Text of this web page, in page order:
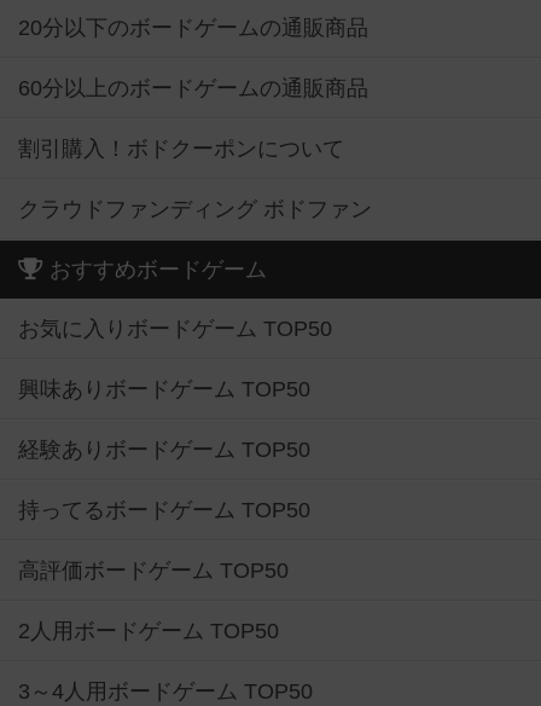
20分以下のボードゲームの通販商品
60分以上のボードゲームの通販商品
割引購入！ボドクーポンについて
クラウドファンディング ボドファン
おすすめボードゲーム
お気に入りボードゲーム TOP50
興味ありボードゲーム TOP50
経験ありボードゲーム TOP50
持ってるボードゲーム TOP50
高評価ボードゲーム TOP50
2人用ボードゲーム TOP50
3～4人用ボードゲーム TOP50